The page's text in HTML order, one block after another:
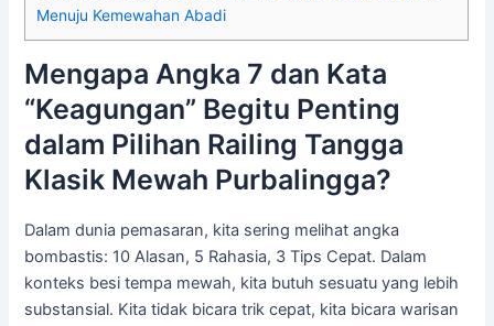
Menuju Kemewahan Abadi
Mengapa Angka 7 dan Kata
“Keagungan” Begitu Penting
dalam Pilihan Railing Tangga
Klasik Mewah Purbalingga?
Dalam dunia pemasaran, kita sering melihat angka
bombastis: 10 Alasan, 5 Rahasia, 3 Tips Cepat. Dalam
konteks besi tempa mewah, kita butuh sesuatu yang lebih
substansial. Kita tidak bicara trik cepat, kita bicara warisan